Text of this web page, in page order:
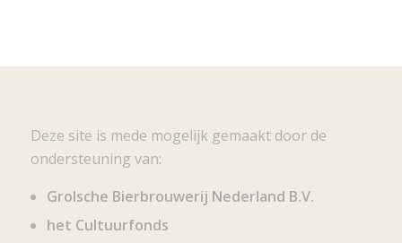
Deze site is mede mogelijk gemaakt door de
ondersteuning van:
Grolsche Bierbrouwerij Nederland B.V.
het Cultuurfonds